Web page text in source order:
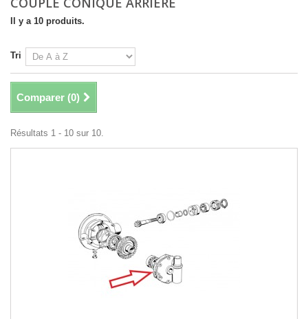
Il y a 10 produits.
Tri
Comparer (0)
Résultats 1 - 10 sur 10.